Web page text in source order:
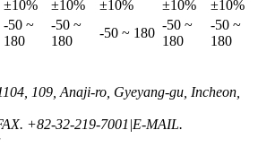
±10% ±10% ±10% ±10%
±10%
-50 ~
180
-50 ~
180
-50 ~ 180
-50 ~
180
-50 ~
180
109, Anaji-ro, Gyeyang-gu, Incheon,
+82-32-219-7001 |E-MAIL.